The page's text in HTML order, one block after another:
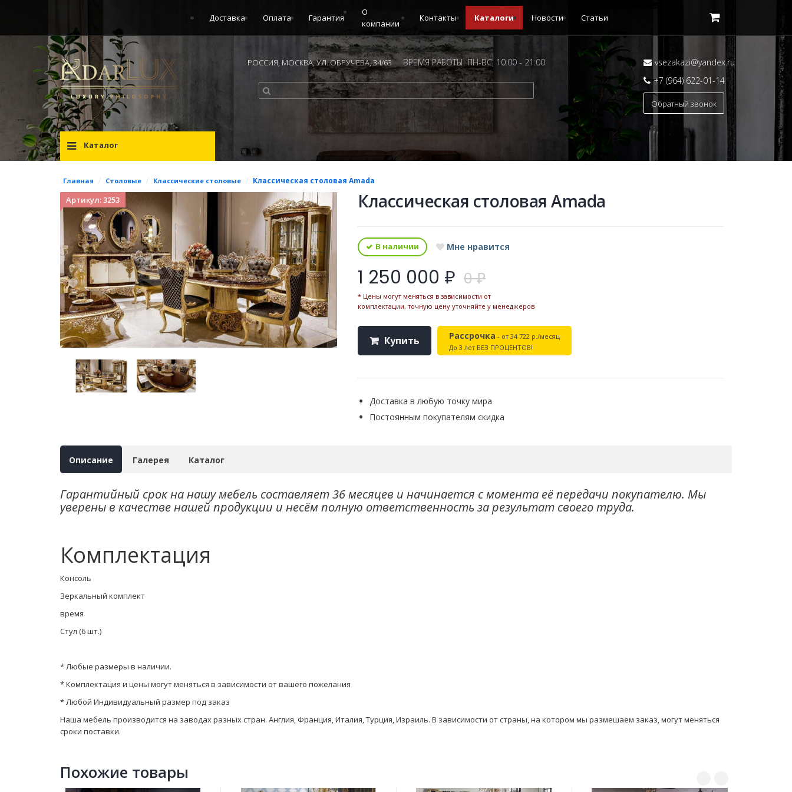
Доставка Оплата Гарантия
О
компании
Контакты Каталоги Новости Статьи
РОССИЯ, МОСКВА, УЛ. ОБРУЧЕВА, 34/63 ВРЕМЯ РАБОТЫ: ПН-ВС, 10:00 - 21:00
vsezakazi@yandex.ru
+7 (964) 622-01-14
Обратный звонок
Каталог
Главная / Столовые / Классические столовые / Классическая столовая Amada
Артикул: 3253 Классическая столовая Amada
В наличии Мне нравится
1 250 000 ₽ 0 ₽
* Цены могут меняться в зависимости от
комплектации, точную цену уточняйте у менеджеров
Купить Рассрочка - от 34 722 р./месяц
До 3 лет БЕЗ ПРОЦЕНТОВ!
Доставка в любую точку мира
Постоянным покупателям скидка
Описание Галерея Каталог
Гарантийный срок на нашу мебель составляет 36 месяцев и начинается с момента её передачи покупателю. Мы
уверены в качестве нашей продукции и несём полную ответственность за результат своего труда.
Комплектация
Консоль
Зеркальный комплект
время
Стул (6 шт.)
* Любые размеры в наличии.
* Комплектация и цены могут меняться в зависимости от вашего пожелания
* Любой Индивидуальный размер под заказ
Наша мебель производится на заводах разных стран. Англия, Франция, Италия, Турция, Израиль. В зависимости от страны, на котором мы размешаем заказ, могут мeняться
сроки поставки.
Похожие товары